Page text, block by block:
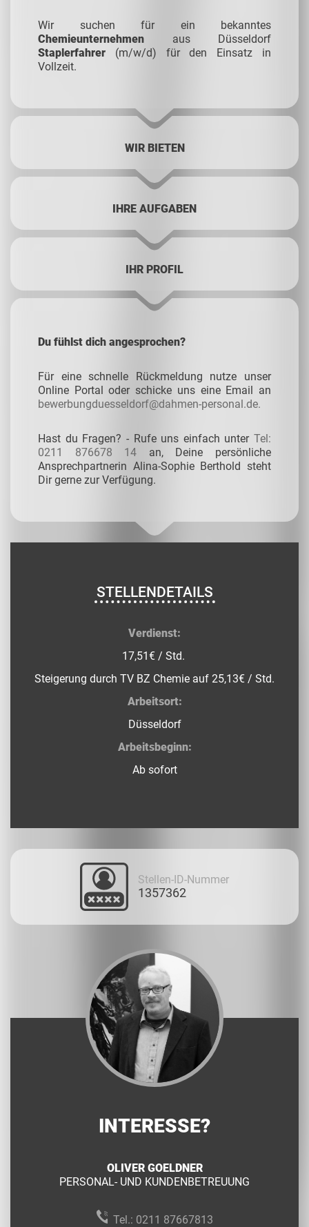
Wir suchen für ein bekanntes
Chemieunternehmen aus Düsseldorf
Staplerfahrer (m/w/d) für den Einsatz in
Vollzeit.
WIR BIETEN
IHRE AUFGABEN
IHR PROFIL
Du fühlst dich angesprochen?
Für eine schnelle Rückmeldung nutze unser
Online Portal oder schicke uns eine Email an
bewerbungduesseldorf@dahmen-personal.de.
Hast du Fragen? - Rufe uns einfach unter Tel:
0211 876678 14 an, Deine persönliche
Ansprechpartnerin Alina-Sophie Berthold steht
Dir gerne zur Verfügung.
STELLENDETAILS
Verdienst:
17,51€ / Std.
Steigerung durch TV BZ Chemie auf 25,13€ / Std.
Arbeitsort:
Düsseldorf
Arbeitsbeginn:
Ab sofort
Stellen-ID-Nummer
1357362
INTERESSE?
OLIVER GOELDNER
PERSONAL- UND KUNDENBETREUUNG
Tel.: 0211 87667813